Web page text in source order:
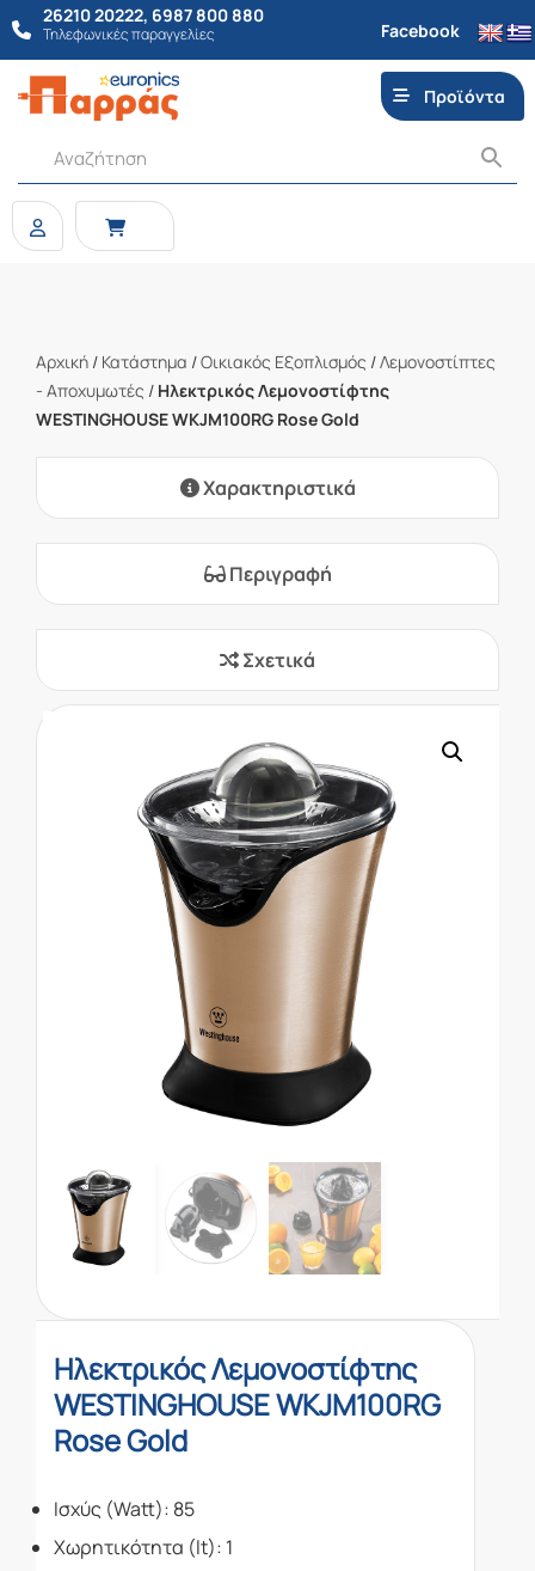
26210 20222, 6987 800 880
Τηλεφωνικές παραγγελίες Facebook
Προϊόντα
Αρχική / Κατάστημα /Οικιακός Εξοπλισμός /Λεμονοστίπτες
- Αποχυμωτές / Ηλεκτρικός Λεμονοστίφτης
WESTINGHOUSE WKJM100RG Rose Gold
Χαρακτηριστικά
Περιγραφή
Σχετικά
Ηλεκτρικός Λεμονοστίφτης
WESTINGHOUSE WKJM100RG
Rose Gold
Ισχύς (Watt): 85
Χωρητικότητα (lt): 1